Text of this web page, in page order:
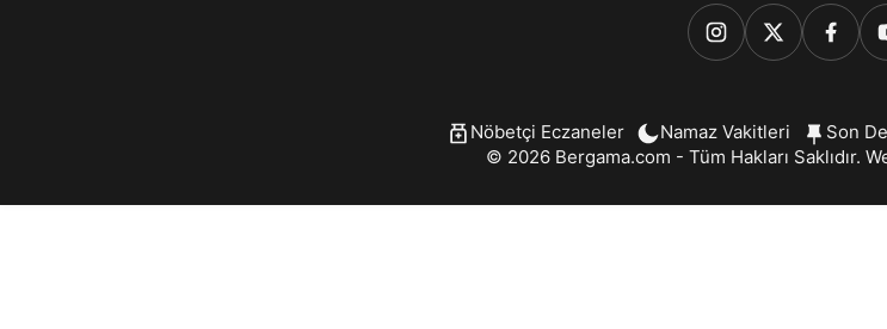
Nöbetçi Eczaneler Namaz Vakitleri Son
© 2026 Bergama.com - Tüm Hakları Saklıdır.